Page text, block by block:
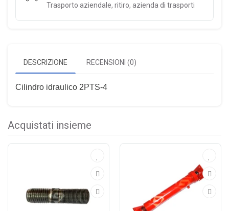
Trasporto aziendale, ritiro, azienda di trasporti
DESCRIZIONE RECENSIONI (0)
Cilindro idraulico 2PTS-4
Acquistati insieme